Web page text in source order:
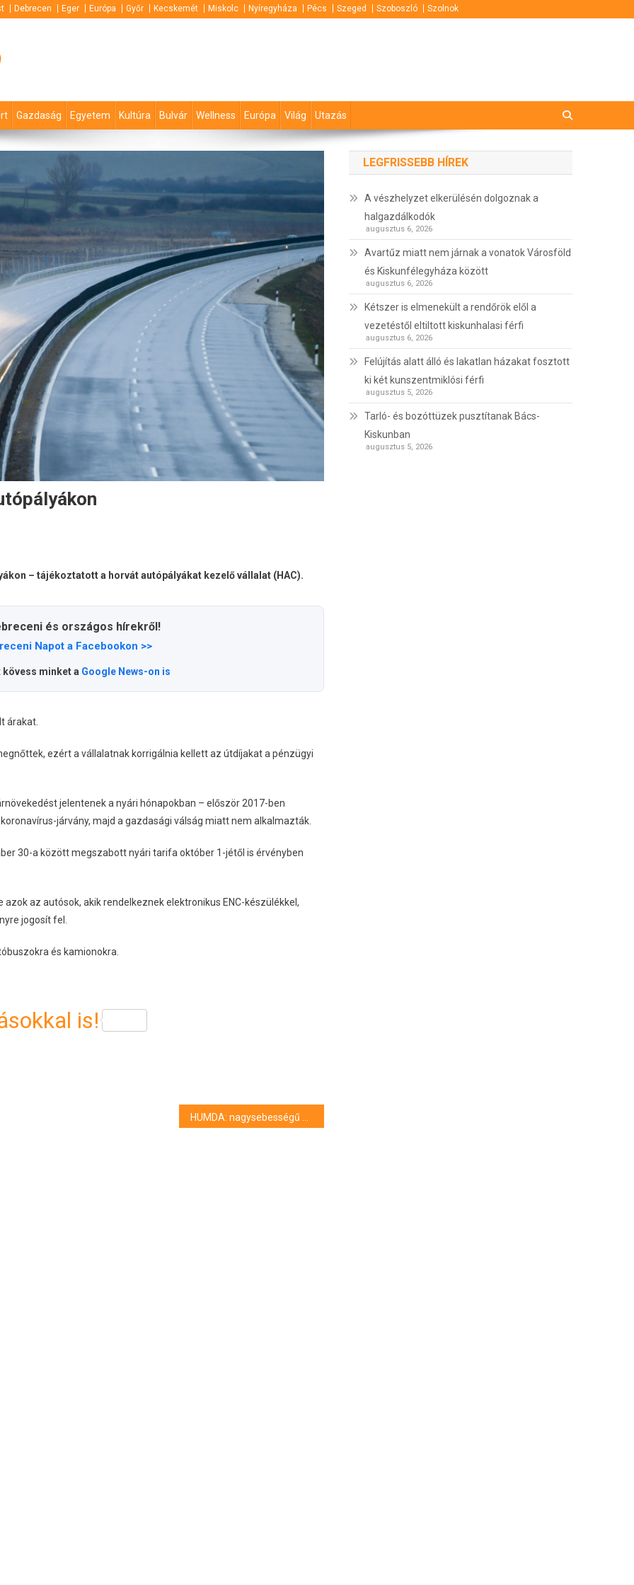
Debrecen Eger Európa Győr Kecskemét Miskolc Nyíregyháza Pécs Szeged Szoboszló Szolnok
Gazdaság Egyetem Kultúra Bulvár Wellness Európa Világ Utazás
– tájékoztatott a horvát autópályákat kezelő vállalat (HAC).
és országos hírekről!
Napot a Facebookon >>
minket a Google News-on is
árakat.
ezért a vállalatnak korrigálnia kellett az útdíjakat a pénzügyi
jelentenek a nyári hónapokban – először 2017-ben
járvány, majd a gazdasági válság miatt nem alkalmazták.
30-a között megszabott nyári tarifa október 1-jétől is érvényben
az autósok, akik rendelkeznek elektronikus ENC-készülékkel,
jogosít fel.
és kamionokra.
is!
HUMDA: nagysebességű oválpálya-elemet építenek a ZalaZONE járműipari tesztpályán
LEGFRISSEBB HÍREK
A vészhelyzet elkerülésén dolgoznak a
halgazdálkodók
augusztus 6, 2026
Avartűz miatt nem járnak a vonatok Városföld
és Kiskunfélegyháza között
augusztus 6, 2026
Kétszer is elmenekült a rendőrök elől a
vezetéstől eltiltott kiskunhalasi férfi
augusztus 6, 2026
Felújítás alatt álló és lakatlan házakat fosztott
ki két kunszentmiklósi férfi
augusztus 5, 2026
Tarló- és bozóttüzek pusztítanak Bács-
Kiskunban
augusztus 5, 2026